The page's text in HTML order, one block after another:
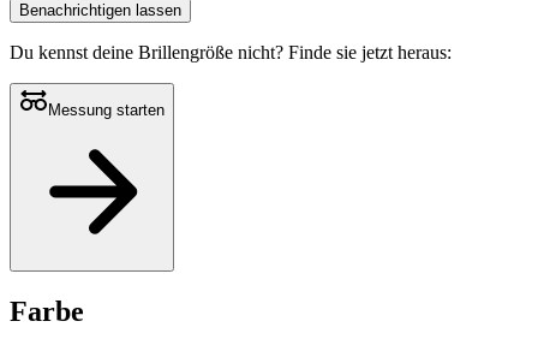
Benachrichtigen lassen
Du kennst deine Brillengröße nicht? Finde sie jetzt heraus:
Messung starten
Farbe